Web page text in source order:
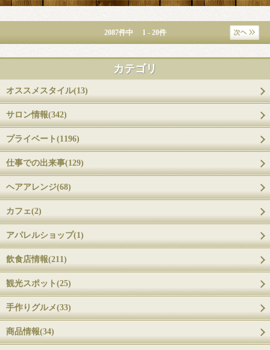
2087件中 1 - 20件
カテゴリ
オススメスタイル(13)
サロン情報(342)
プライベート(1196)
仕事での出来事(129)
ヘアアレンジ(68)
カフェ(2)
アパレルショップ(1)
飲食店情報(211)
観光スポット(25)
手作りグルメ(33)
商品情報(34)